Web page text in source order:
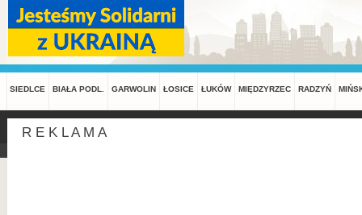
SIEDLCE BIAŁA PODL. GARWOLIN ŁOSICE ŁUKÓW MIĘDZYRZEC RADZYŃ
R E K L A M A